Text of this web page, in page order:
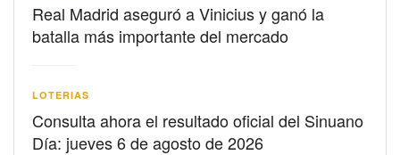
Real Madrid aseguró a Vinicius y ganó la
batalla más importante del mercado
LOTERIAS
Consulta ahora el resultado oficial del Sinuano
Día: jueves 6 de agosto de 2026